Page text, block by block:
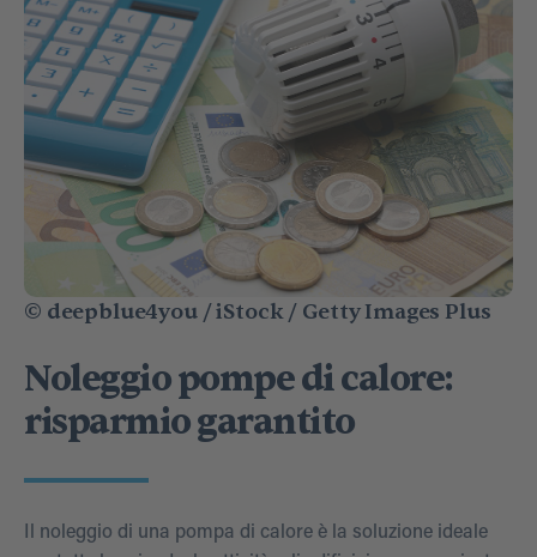
© deepblue4you / iStock / Getty Images Plus
Noleggio pompe di calore:
risparmio garantito
Il noleggio di una pompa di calore è la soluzione ideale